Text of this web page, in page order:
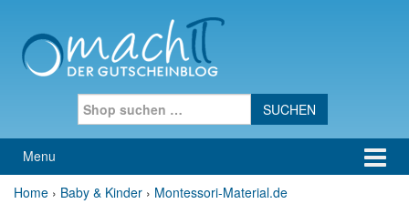
Menu
Home › Baby & Kinder › Montessori-Material.de